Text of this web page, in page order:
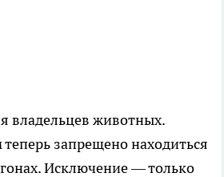
владельцев животных.
запрещено находиться
Исключение — только